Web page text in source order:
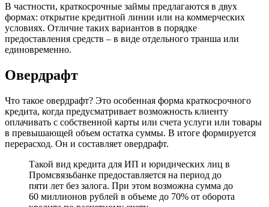
В частности, краткосрочные займы предлагаются в двух
формах: открытие кредитной линии или на коммерческих
условиях. Отличие таких вариантов в порядке
предоставления средств – в виде отдельного транша или
единовременно.
Овердрафт
Что такое овердрафт? Это особенная форма краткосрочного
кредита, когда предусматривает возможность клиенту
оплачивать с собственной карты или счета услуги или товары
в превышающей объем остатка суммы. В итоге формируется
перерасход. Он и составляет овердрафт.
Такой вид кредита для ИП и юридических лиц в
Промсвязьбанке предоставляется на период до
пяти лет без залога. При этом возможна сумма до
60 миллионов рублей в объеме до 70% от оборота